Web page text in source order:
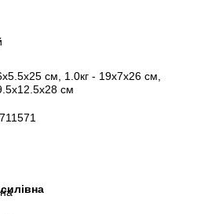
см, 1.0кг - 19х7х26 см,
см